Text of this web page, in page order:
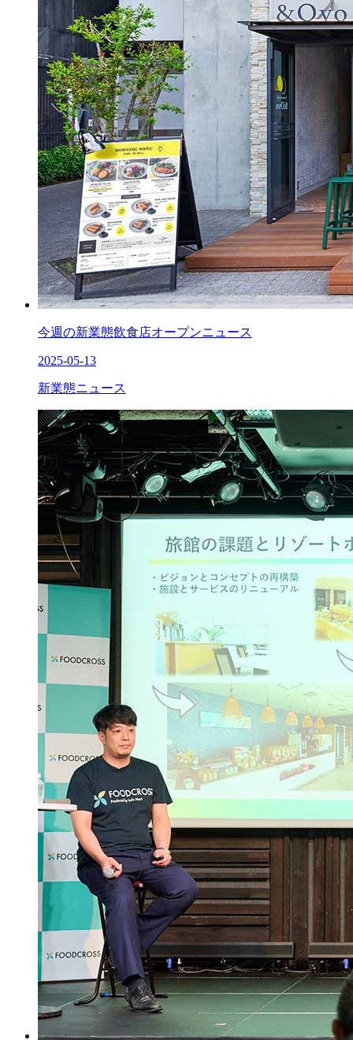
今週の新業態飲食店オープンニュース
2025-05-13
新業態ニュース